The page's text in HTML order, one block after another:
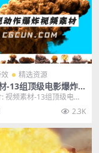
精选资源
-13组顶级电影爆炸
云特效动画素材 含透
视频素材-13组顶级电影
菇云特效动画素材 含透
视...
2.3K